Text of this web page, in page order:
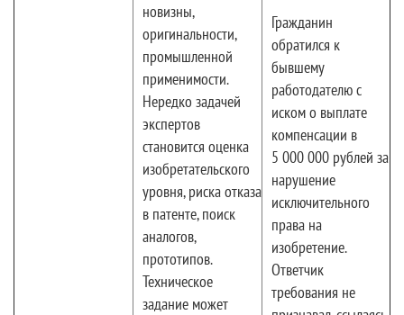
новизны,
оригинальности,
промышленной
применимости.
Нередко задачей
экспертов
становится оценка
изобретательского
уровня, риска отказа
в патенте, поиск
аналогов,
прототипов.
Техническое
задание может
Гражданин
обратился к
бывшему
работодателю с
иском о выплате
компенсации в
5 000 000 рублей за
нарушение
исключительного
права на
изобретение.
Ответчик
требования не